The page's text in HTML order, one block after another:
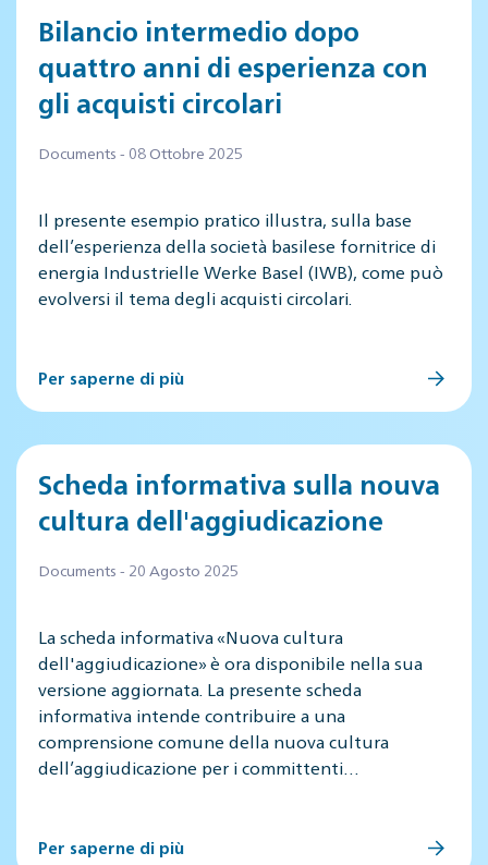
Bilancio intermedio dopo
quattro anni di esperienza con
gli acquisti circolari
Documents - 08 Ottobre 2025
Il presente esempio pratico illustra, sulla base
dell’esperienza della società basilese fornitrice di
energia Industrielle Werke Basel (IWB), come può
evolversi il tema degli acquisti circolari.
Per saperne di più
Scheda informativa sulla nouva
cultura dell'aggiudicazione
Documents - 20 Agosto 2025
La scheda informativa «Nuova cultura
dell'aggiudicazione» è ora disponibile nella sua
versione aggiornata. La presente scheda
informativa intende contribuire a una
comprensione comune della nuova cultura
dell’aggiudicazione per i committenti…
Per saperne di più